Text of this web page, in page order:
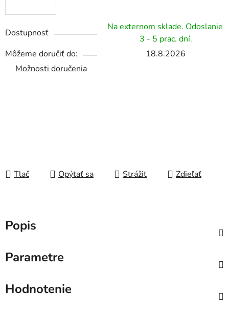
Dostupnosť
Na externom sklade. Odoslanie
3 - 5 prac. dní.
Môžeme doručiť do:
18.8.2026
Možnosti doručenia
Tlač Opýtať sa Strážiť Zdieľať
Popis
Parametre
Hodnotenie